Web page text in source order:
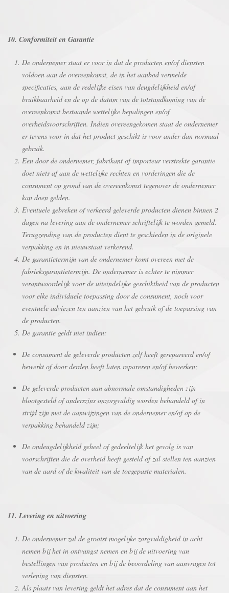
10. Conformiteit en Garantie
De ondernemer staat er voor in dat de producten en/of diensten
voldoen aan de overeenkomst, de in het aanbod vermelde
specificaties, aan de redelijke eisen van deugdelijkheid en/of
bruikbaarheid en de op de datum van de totstandkoming van de
overeenkomst bestaande wettelijke bepalingen en/of
overheidsvoorschriften. Indien overeengekomen staat de ondernemer
er tevens voor in dat het product geschikt is voor ander dan normaal
gebruik.
Een door de ondernemer, fabrikant of importeur verstrekte garantie
doet niets af aan de wettelijke rechten en vorderingen die de
consument op grond van de overeenkomst tegenover de ondernemer
kan doen gelden.
Eventuele gebreken of verkeerd geleverde producten dienen binnen 2
dagen na levering aan de ondernemer schriftelijk te worden gemeld.
Terugzending van de producten dient te geschieden in de originele
verpakking en in nieuwstaat verkerend.
De garantietermijn van de ondernemer komt overeen met de
fabrieksgarantietermijn. De ondernemer is echter te nimmer
verantwoordelijk voor de uiteindelijke geschiktheid van de producten
voor elke individuele toepassing door de consument, noch voor
eventuele adviezen ten aanzien van het gebruik of de toepassing van
de producten.
De garantie geldt niet indien:
De consument de geleverde producten zelf heeft gerepareerd en/of
bewerkt of door derden heeft laten repareren en/of bewerken;
De geleverde producten aan abnormale omstandigheden zijn
blootgesteld of anderszins onzorgvuldig worden behandeld of in
strijd zijn met de aanwijzingen van de ondernemer en/of op de
verpakking behandeld zijn;
De ondeugdelijkheid geheel of gedeeltelijk het gevolg is van
voorschriften die de overheid heeft gesteld of zal stellen ten aanzien
van de aard of de kwaliteit van de toegepaste materialen.
11. Levering en uitvoering
De ondernemer zal de grootst mogelijke zorgvuldigheid in acht
nemen bij het in ontvangst nemen en bij de uitvoering van
bestellingen van producten en bij de beoordeling van aanvragen tot
verlening van diensten.
Als plaats van levering geldt het adres dat de consument aan het